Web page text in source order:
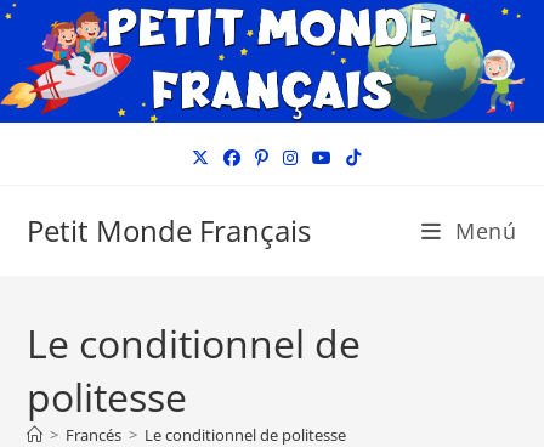
Petit Monde Français Menú
Le conditionnel de
politesse
> Francés > Le conditionnel de politesse